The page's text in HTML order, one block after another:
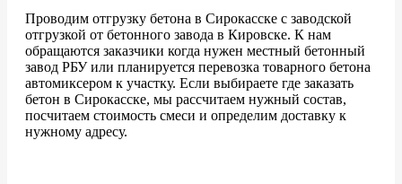
Проводим отгрузку бетона в Сирокасске с заводской
отгрузкой от бетонного завода в Кировске. К нам
обращаются заказчики когда нужен местный бетонный
завод РБУ или планируется перевозка товарного бетона
автомиксером к участку. Если выбираете где заказать
бетон в Сирокасске, мы рассчитаем нужный состав,
посчитаем стоимость смеси и определим доставку к
нужному адресу.